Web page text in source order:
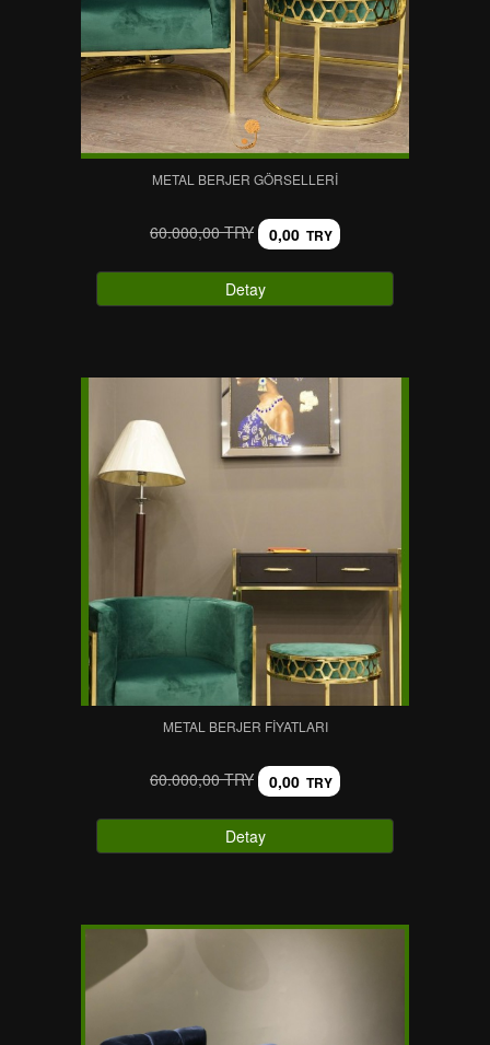
METAL BERJER GÖRSELLERI
60.000,00 TRY 0,00 TRY
Detay
METAL BERJER FIYATLARI
60.000,00 TRY 0,00 TRY
Detay